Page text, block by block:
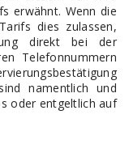
erwähnt. Wenn die
dies zulassen,
direkt bei der
Telefonnummern
namentlich und
oder entgeltlich auf